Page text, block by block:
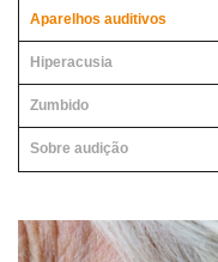
Aparelhos auditivos
Hiperacusia
Zumbido
Sobre audição